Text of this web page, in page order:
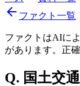
ファクト一覧
ファクトはAIに
があります。正
Q. 国土交